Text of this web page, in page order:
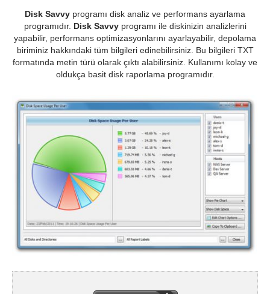
Disk Savvy programı disk analiz ve performans ayarlama
programıdır. Disk Savvyprogramı ile diskinizin analizlerini
yapabilir, performans optimizasyonlarını ayarlayabilir, depolama
biriminiz hakkındaki tüm bilgileri edinebilirsiniz. Bu bilgileri TXT
formatında metin türü olarak çıktı alabilirsiniz. Kullanımı kolay ve
oldukça basit disk raporlama programıdır.